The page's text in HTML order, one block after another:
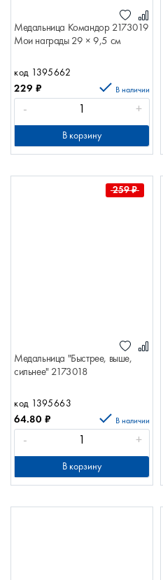
Медальница Командор 2173019
Мои награды 29 × 9,5 см
код 1395662
229 ₽ В наличии
- +
В корзину
259₽
Медальница "Быстрее, выше,
сильнее" 2173018
код 1395663
64.80 ₽ В наличии
- +
В корзину